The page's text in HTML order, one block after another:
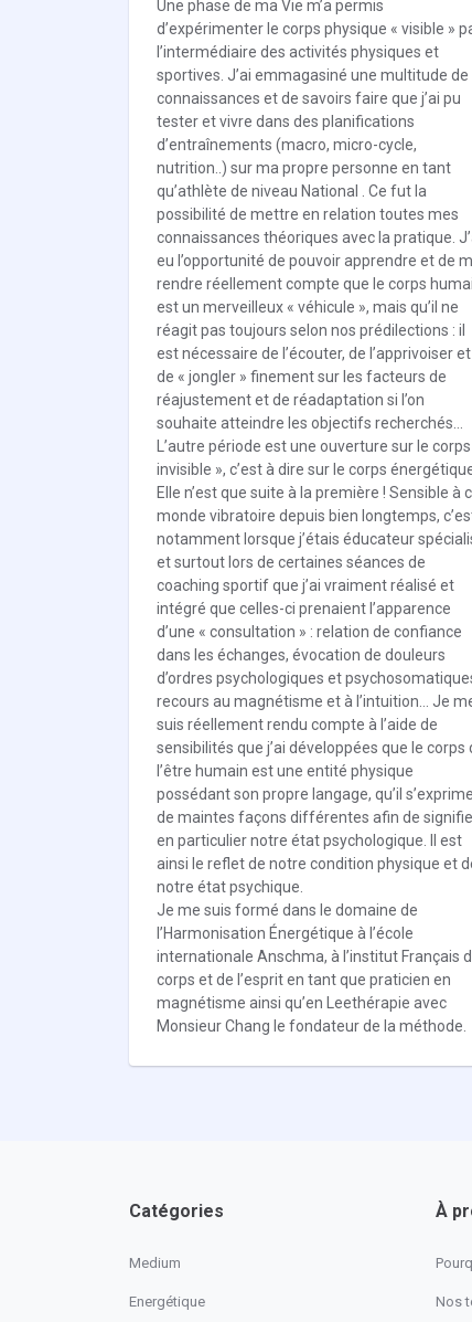
Une phase de ma Vie m’a permis
d’expérimenter le corps physique « visible »
l’intermédiaire des activités physiques et
sportives. J’ai emmagasiné une multitude de
connaissances et de savoirs faire que j’ai pu
tester et vivre dans des planifications
d’entraînements (macro, micro-cycle,
nutrition..) sur ma propre personne en tant
qu’athlète de niveau National . Ce fut la
possibilité de mettre en relation toutes mes
connaissances théoriques avec la pratique.
eu l’opportunité de pouvoir apprendre et de
rendre réellement compte que le corps
est un merveilleux « véhicule », mais qu’il ne
réagit pas toujours selon nos prédilections : il
est nécessaire de l’écouter, de l’apprivoiser et
de « jongler » finement sur les facteurs de
réajustement et de réadaptation si l’on
souhaite atteindre les objectifs recherchés…
L’autre période est une ouverture sur le corps
invisible », c’est à dire sur le corps
Elle n’est que suite à la première ! Sensible à
monde vibratoire depuis bien longtemps,
notamment lorsque j’étais éducateur
et surtout lors de certaines séances de
coaching sportif que j’ai vraiment réalisé et
intégré que celles-ci prenaient l’apparence
d’une « consultation » : relation de confiance
dans les échanges, évocation de douleurs
d’ordres psychologiques et
recours au magnétisme et à l’intuition… Je
suis réellement rendu compte à l’aide de
sensibilités que j’ai développées que le corps
l’être humain est une entité physique
possédant son propre langage, qu’il s’exprime
de maintes façons différentes afin de
en particulier notre état psychologique. Il est
ainsi le reflet de notre condition physique et
notre état psychique.
Je me suis formé dans le domaine de
l’Harmonisation Énergétique à l’école
internationale Anschma, à l’institut Français
corps et de l’esprit en tant que praticien en
magnétisme ainsi qu’en Leethérapie avec
Monsieur Chang le fondateur de la méthode.
Catégories
Medium
Energétique
À
Nos